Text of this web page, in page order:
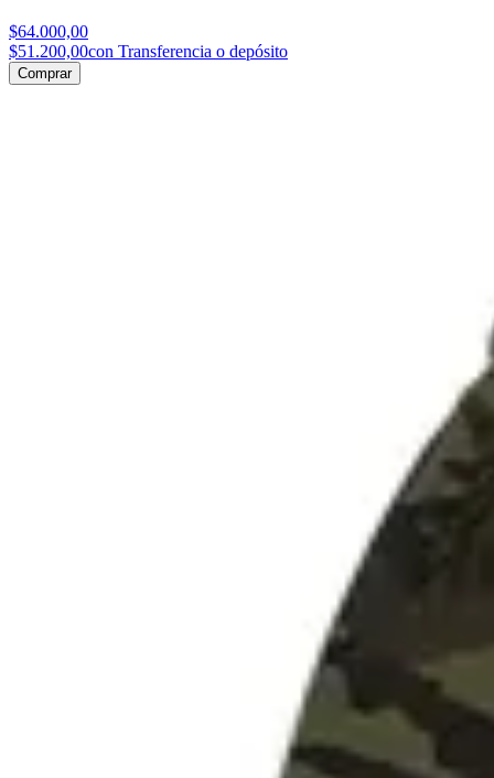
$64.000,00
$51.200,00con Transferencia o depósito
Comprar